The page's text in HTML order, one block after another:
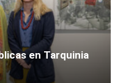
en Tarquinia